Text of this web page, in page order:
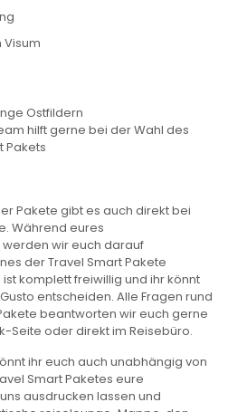
Visum
hilft gerne bei der Wahl des
Pakets
Pakete gibt es auch direkt bei
Während eures
wir euch darauf
der Travel Smart Pakete
komplett freiwillig und ihr könnt
entscheiden. Alle Fragen rund
beantworten wir euch gerne
Seite oder direkt im Reisebüro.
ihr euch auch unabhängig von
Smart Paketes eure
ausdrucken lassen und